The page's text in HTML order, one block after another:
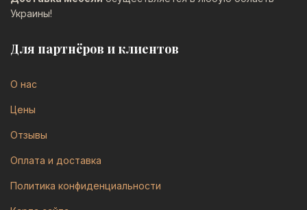
Украины!
Для партнёров и клиентов
О нас
Цены
Отзывы
Оплата и доставка
Политика конфиденциальности